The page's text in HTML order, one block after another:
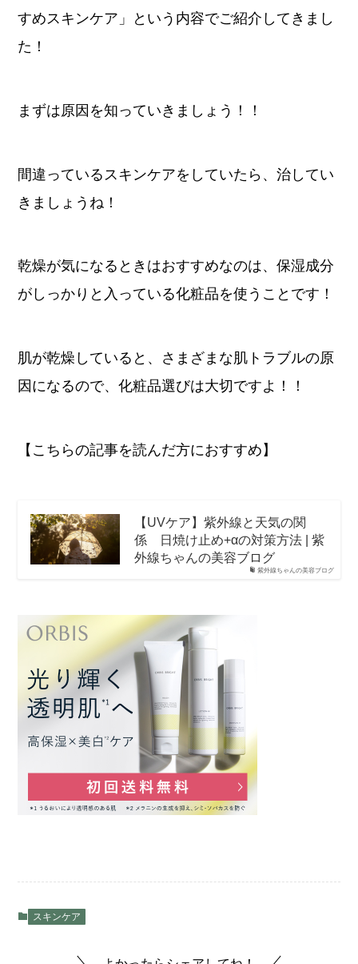
すめスキンケア」という内容でご紹介してきまし
た！
まずは原因を知っていきましょう！！
間違っているスキンケアをしていたら、治してい
きましょうね！
乾燥が気になるときはおすすめなのは、保湿成分
がしっかりと入っている化粧品を使うことです！
肌が乾燥していると、さまざまな肌トラブルの原
因になるので、化粧品選びは大切ですよ！！
【こちらの記事を読んだ方におすすめ】
紫外線ちゃんの美容ブログ
【UVケア】紫外線と天気の関
係 日焼け止め+αの対策方法 | 紫
外線ちゃんの美容ブログ
スキンケア